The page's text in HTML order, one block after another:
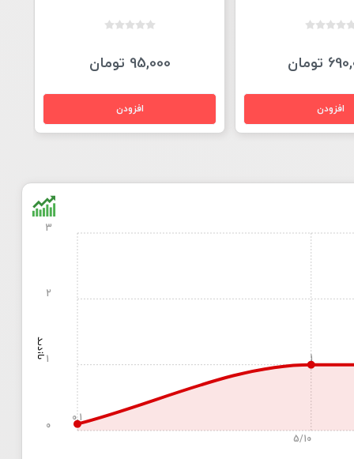
تومان 95,000 تومان
بازدید
0.1
1
5/10
0
1
2
3